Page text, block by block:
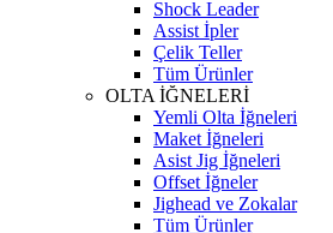
Shock Leader
Assist İpler
Çelik Teller
Tüm Ürünler
OLTA İĞNELERİ
Yemli Olta İğneleri
Maket İğneleri
Asist Jig İğneleri
Offset İğneler
Jighead ve Zokalar
Tüm Ürünler